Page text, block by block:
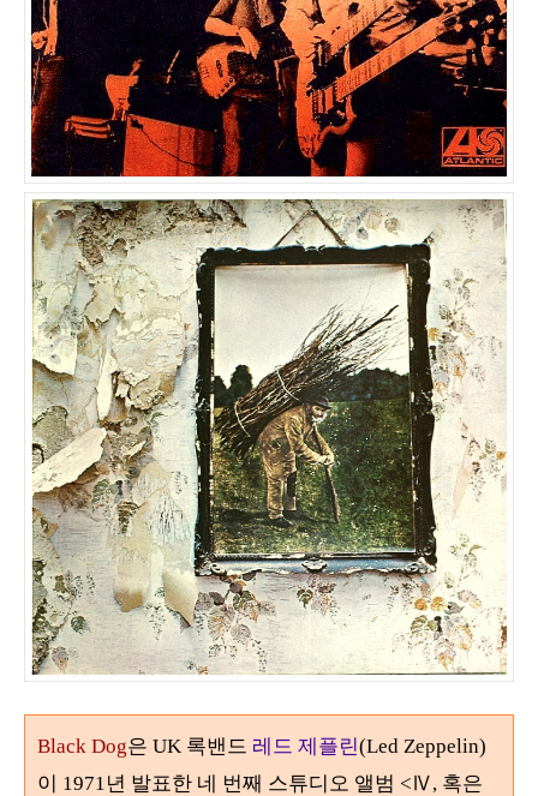
Black Dog은 UK 록밴드 레드 제플린(Led Zeppelin)
이 1971년 발표한 네 번째 스튜디오 앨범 <Ⅳ, 혹은